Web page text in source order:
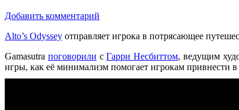
Добавить комментарий
Alto’s Odyssey отправляет игрока в потрясающее
Gamasutra поговорили сГарри Несбиттом, ведущим
игры, как её минимализм помогает игрокам привнести